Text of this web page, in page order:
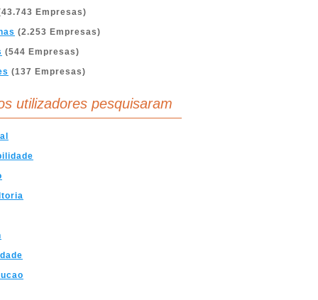
Empresas)
(2.253 Empresas)
(544 Empresas)
(137 Empresas)
utilizadores pesquisaram